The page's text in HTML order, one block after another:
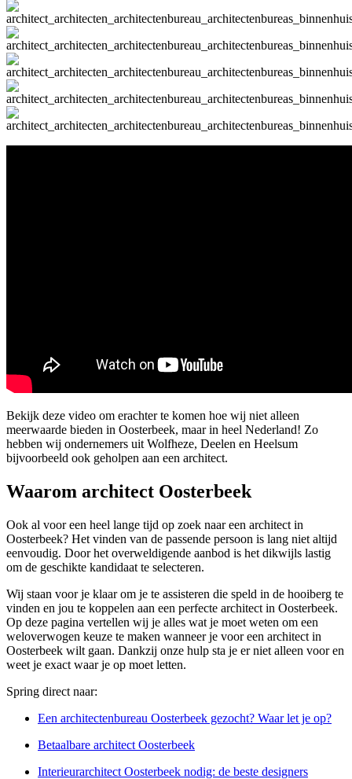
Bekijk deze video om erachter te komen hoe wij niet alleen
meerwaarde bieden in Oosterbeek, maar in heel Nederland! Zo
hebben wij ondernemers uit Wolfheze, Deelen en Heelsum
bijvoorbeeld ook geholpen aan een architect.
Waarom architect Oosterbeek
Ook al voor een heel lange tijd op zoek naar een architect in
Oosterbeek? Het vinden van de passende persoon is lang niet altijd
eenvoudig. Door het overweldigende aanbod is het dikwijls lastig
om de geschikte kandidaat te selecteren.
Wij staan voor je klaar om je te assisteren die speld in de hooiberg te
vinden en jou te koppelen aan een perfecte architect in Oosterbeek.
Op deze pagina vertellen wij je alles wat je moet weten om een
weloverwogen keuze te maken wanneer je voor een architect in
Oosterbeek wilt gaan. Dankzij onze hulp sta je er niet alleen voor en
weet je exact waar je op moet letten.
Spring direct naar:
Een architectenbureau Oosterbeek gezocht? Waar let je op?
Betaalbare architect Oosterbeek
Interieurarchitect Oosterbeek nodig: de beste designers